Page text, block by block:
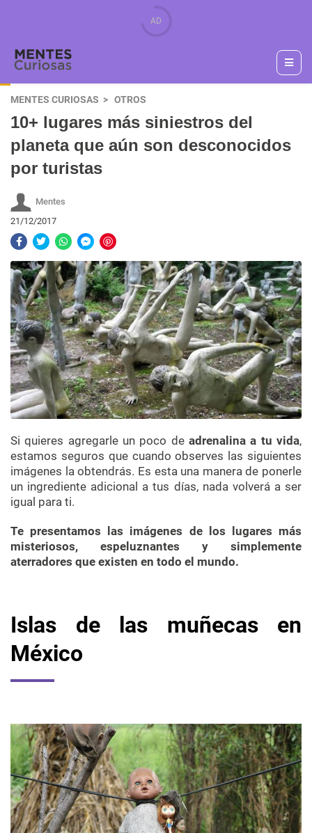
MENTES CURIOSAS OTROS
10+ lugares más siniestros del
planeta que aún son desconocidos
por turistas
Mentes
21/12/2017
Si quieres agregarle un poco de adrenalina a tu vida,
estamos seguros que cuando observes las siguientes
imágenes la obtendrás. Es esta una manera de ponerle
un ingrediente adicional a tus días, nada volverá a ser
igual para ti.
Te presentamos las imágenes de los lugares más
misteriosos, espeluznantes y simplemente
aterradores que existen en todo el mundo.
Islas de las muñecas en
México